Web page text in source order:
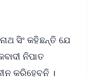
ସିଂ କହିଛନ୍ତି ଯେ
ନିପାତ
କରିହେବନି ।